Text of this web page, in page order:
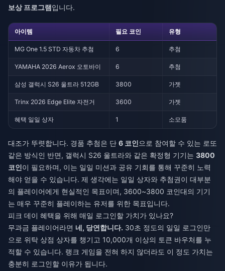
보상 프로그램입니다.
아이템 필요 코인 유형
MG One 1.5 STD 자동차 추첨 6 추첨
YAMAHA 2026 Aerox 오토바이 6 추첨
삼성 갤럭시 S26 울트라 512GB 3800 가젯
Trinx 2026 Edge Elite 자전거 3600 가젯
혜택 일일 상자 1 소모품
대조가 뚜렷합니다. 경품 추첨은 단 6 코인으로 참여할 수 있는 로또
같은 방식인 반면, 갤럭시 S26 울트라와 같은 확정형 기기는 3800
코인이 필요하며, 이는 일일 미션과 공유 기회를 통해 꾸준히 노력
해야 얻을 수 있습니다. 제 생각에는 일일 상자와 추첨권이 대부분
의 플레이어에게 현실적인 목표이며, 3600~3800 코인대의 기기
는 매우 꾸준히 플레이하는 유저를 위한 목표입니다.
피크 데이 혜택을 위해 매일 로그인할 가치가 있나요?
무과금 플레이어라면 네, 당연합니다. 30초 정도의 일일 로그인만
으로 위탁 상점 상자를 챙기고 10,000개 이상의 토큰 바우처를 누
적할 수 있습니다. 랭크 게임을 전혀 하지 않더라도 이 정도 가치는
충분히 로그인할 이유가 됩니다.